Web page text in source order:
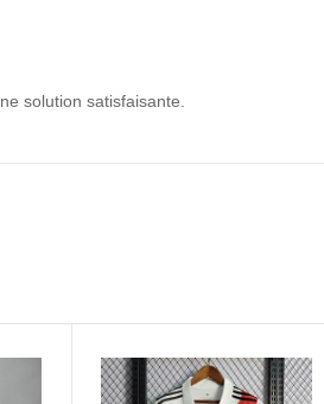
solution satisfaisante.